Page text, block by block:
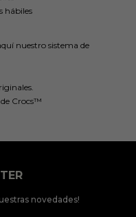
hábiles
nuestro sistema de
Crocs™
novedades!